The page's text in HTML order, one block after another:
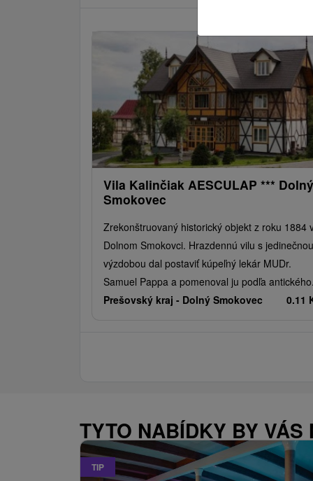
Vila Kalinčiak AESCULAP *** Dolný
Smokovec
Zrekonštruovaný historický objekt z roku 1884
Dolnom Smokovci. Hrazdennú vilu s jedinečnou
výzdobou dal postaviť kúpeľný lekár MUDr.
Samuel Pappa a pomenoval ju podľa
Prešovský kraj - Dolný Smokovec 0.11
TYTO NABÍDKY BY VÁS
TIP